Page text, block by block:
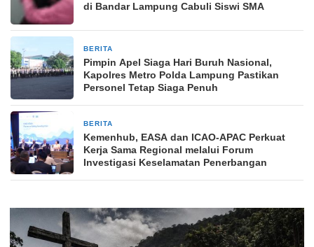
di Bandar Lampung Cabuli Siswi SMA
BERITA
Pimpin Apel Siaga Hari Buruh Nasional,
Kapolres Metro Polda Lampung Pastikan
Personel Tetap Siaga Penuh
BERITA
Kemenhub, EASA dan ICAO-APAC Perkuat
Kerja Sama Regional melalui Forum
Investigasi Keselamatan Penerbangan